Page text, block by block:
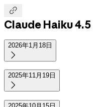

Claude Haiku 4.5
2026年1月18日

2025年11月19日
